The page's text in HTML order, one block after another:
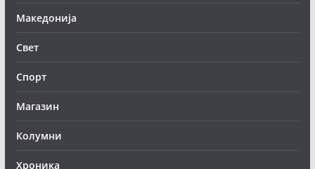
Македонија
Свет
Спорт
Магазин
Колумни
Хроника